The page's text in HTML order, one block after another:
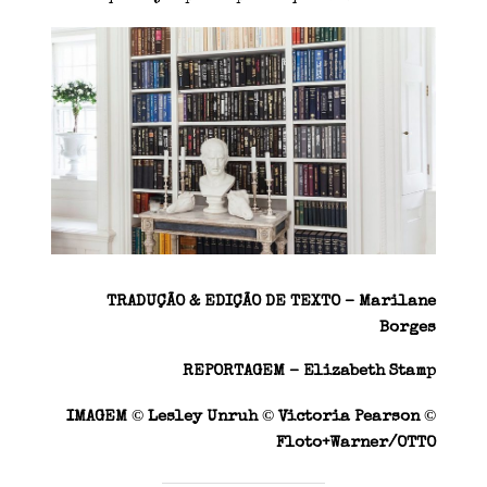
TRADUÇÃO & EDIÇÃO DE TEXTO – Marilane
Borges
REPORTAGEM – Elizabeth Stamp
IMAGEM ©Lesley Unruh ©Victoria Pearson ©
Floto+Warner/OTTO